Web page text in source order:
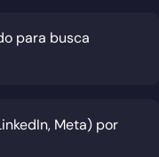
para busca
Meta) por